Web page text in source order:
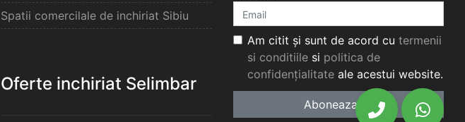
Spatii comercilale de inchiriat Sibiu
Oferte inchiriat Selimbar
Am citit și sunt de acord cu termenii
si conditiilesi politica de
confidențialitateale acestui website.
Aboneaza-te